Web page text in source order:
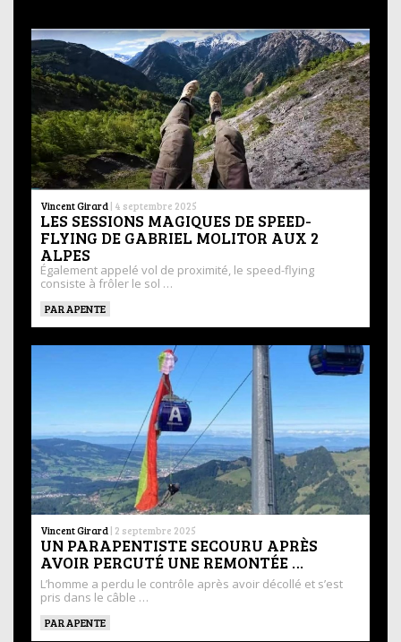
Vincent Girard | 4 septembre 2025
LES SESSIONS MAGIQUES DE SPEED-
FLYING DE GABRIEL MOLITOR AUX 2
ALPES
Également appelé vol de proximité, le speed-flying
consiste à frôler le sol …
PARAPENTE
Vincent Girard | 2 septembre 2025
UN PARAPENTISTE SECOURU APRÈS
AVOIR PERCUTÉ UNE REMONTÉE …
L’homme a perdu le contrôle après avoir décollé et s’est
pris dans le câble …
PARAPENTE